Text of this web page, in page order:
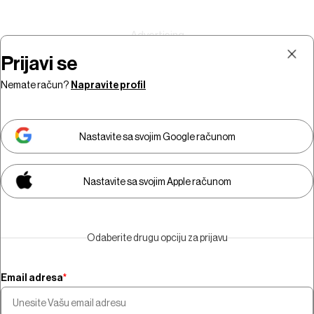
Morate biti pretplatnik da biste
gledali video sadržaj.
Pretplatite se
Prijavi se
Nemate račun? Napravite profil
Nastavite sa svojim Google računom
Nastavite sa svojim Apple računom
Odaberite drugu opciju za prijavu
Email adresa*